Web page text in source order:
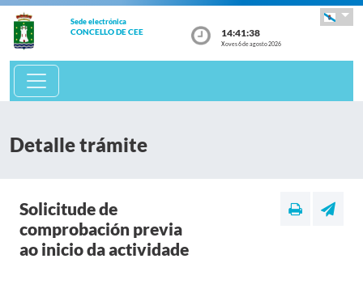
Sede electrónica
CONCELLO DE CEE 14:41:38
Xoves 6 de agosto 2026
Detalle trámite
Solicitude de
comprobación previa
ao inicio da actividade